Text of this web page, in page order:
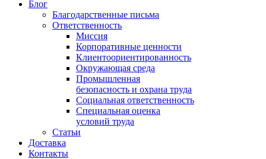
Блог
Благодарственные письма
Ответственность
Миссия
Корпоративные ценности
Клиентоориентированность
Окружающая среда
Промышленная
безопасность и охрана труда
Социальная ответственность
Специальная оценка
условий труда
Статьи
Доставка
Контакты